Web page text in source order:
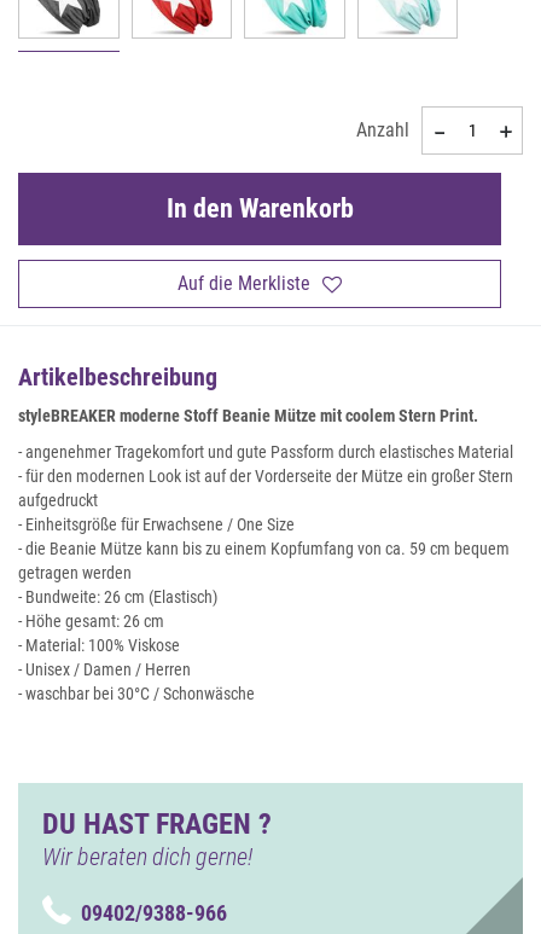
Anzahl
Auf die Merkliste
In den Warenkorb
Artikelbeschreibung
styleBREAKER moderne Stoff Beanie Mütze mit coolem Stern Print.
- angenehmer Tragekomfort und gute Passform durch elastisches Material
- für den modernen Look ist auf der Vorderseite der Mütze ein großer Stern
aufgedruckt
- Einheitsgröße für Erwachsene / One Size
- die Beanie Mütze kann bis zu einem Kopfumfang von ca. 59 cm bequem
getragen werden
- Bundweite: 26 cm (Elastisch)
- Höhe gesamt: 26 cm
- Material: 100% Viskose
- Unisex / Damen / Herren
- waschbar bei 30°C / Schonwäsche
DU HAST FRAGEN ?
Wir beraten dich gerne!
09402/9388-966